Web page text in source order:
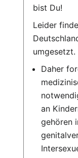
bist Du!
Leider
umgesetzt.
Daher
an
gehören